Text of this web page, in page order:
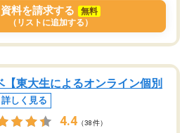
資料を請求する
無料
（リストに追加する）
【東大生によるオンライン個別
詳しく見る
4.4 （38件）